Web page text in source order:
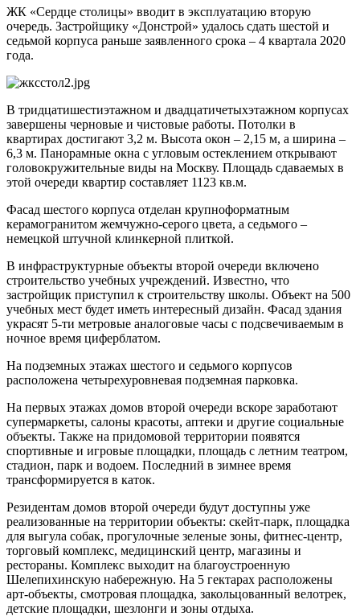
ЖК «Сердце столицы» вводит в эксплуатацию вторую
очередь. Застройщику «Донстрой» удалось сдать шестой и
седьмой корпуса раньше заявленного срока – 4 квартала 2020
года.
В тридцатишестиэтажном и двадцатичетыхэтажном корпусах
завершены черновые и чистовые работы. Потолки в
квартирах достигают 3,2 м. Высота окон – 2,15 м, а ширина –
6,3 м. Панорамные окна с угловым остеклением открывают
головокружительные виды на Москву. Площадь сдаваемых в
этой очереди квартир составляет 1123 кв.м.
Фасад шестого корпуса отделан крупноформатным
керамогранитом жемчужно-серого цвета, а седьмого –
немецкой штучной клинкерной плиткой.
В инфраструктурные объекты второй очереди включено
строительство учебных учреждений. Известно, что
застройщик приступил к строительству школы. Объект на 500
учебных мест будет иметь интересный дизайн. Фасад здания
украсят 5-ти метровые аналоговые часы с подсвечиваемым в
ночное время циферблатом.
На подземных этажах шестого и седьмого корпусов
расположена четырехуровневая подземная парковка.
На первых этажах домов второй очереди вскоре заработают
супермаркеты, салоны красоты, аптеки и другие социальные
объекты. Также на придомовой территории появятся
спортивные и игровые площадки, площадь с летним театром,
стадион, парк и водоем. Последний в зимнее время
трансформируется в каток.
Резидентам домов второй очереди будут доступны уже
реализованные на территории объекты: скейт-парк, площадка
для выгула собак, прогулочные зеленые зоны, фитнес-центр,
торговый комплекс, медицинский центр, магазины и
рестораны. Комплекс выходит на благоустроенную
Шелепихинскую набережную. На 5 гектарах расположены
арт-объекты, смотровая площадка, закольцованный велотрек,
детские площадки, шезлонги и зоны отдыха.